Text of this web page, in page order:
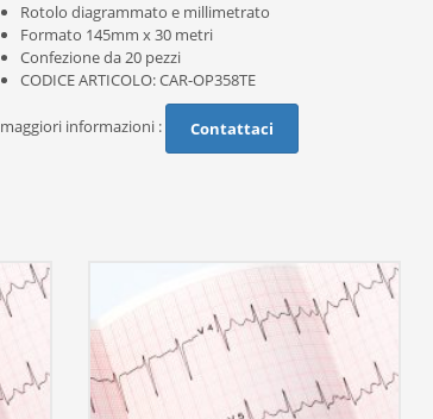
Rotolo diagrammato e millimetrato
Formato 145mm x 30 metri
Confezione da 20 pezzi
CODICE ARTICOLO: CAR-OP358TE
informazioni : Contattaci